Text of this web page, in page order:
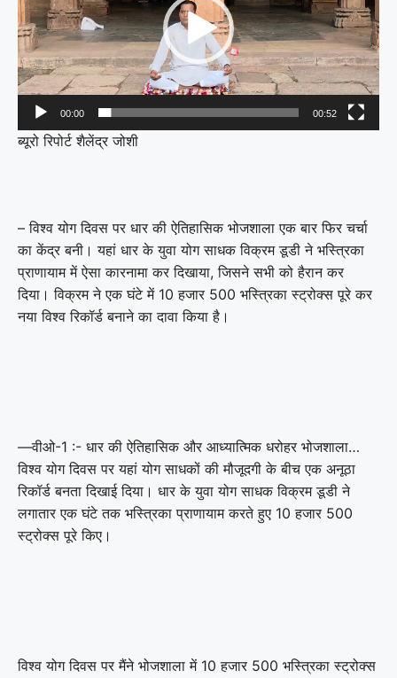
00:00 00:52
ब्यूरो रिपोर्ट शैलेंद्र जोशी
– विश्व योग दिवस पर धार की ऐतिहासिक भोजशाला एक बार फिर चर्चा
का केंद्र बनी। यहां धार के युवा योग साधक विक्रम डूडी ने भस्त्रिका
प्राणायाम में ऐसा कारनामा कर दिखाया, जिसने सभी को हैरान कर
दिया। विक्रम ने एक घंटे में 10 हजार 500 भस्त्रिका स्ट्रोक्स पूरे कर
नया विश्व रिकॉर्ड बनाने का दावा किया है।
—वीओ-1 :- धार की ऐतिहासिक और आध्यात्मिक धरोहर भोजशाला…
विश्व योग दिवस पर यहां योग साधकों की मौजूदगी के बीच एक अनूठा
रिकॉर्ड बनता दिखाई दिया। धार के युवा योग साधक विक्रम डूडी ने
लगातार एक घंटे तक भस्त्रिका प्राणायाम करते हुए 10 हजार 500
स्ट्रोक्स पूरे किए।
विश्व योग दिवस पर मैंने भोजशाला में 10 हजार 500 भस्त्रिका स्ट्रोक्स